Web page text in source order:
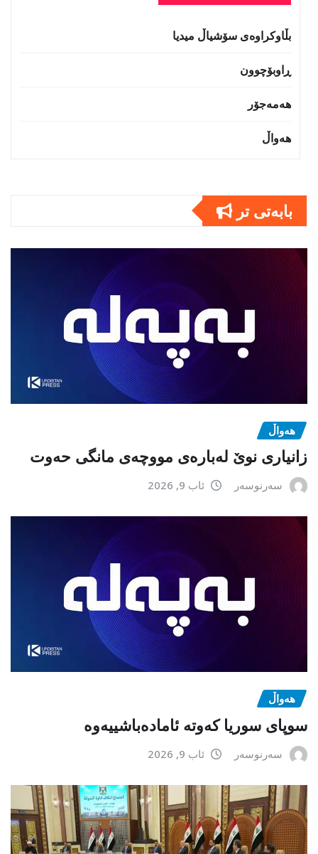
بڵاوکراوەی سۆشیاڵ میدیا
ڕاوبۆچوون
هەمەجۆر
هەواڵ
بابەتى تر
هەواڵ
زانیاری نوێ لەبارەی مووچەی مانگی حەوت
سەرنوسەر ئاب 9, 2026
هەواڵ
سوپای سوریا کەوتە ئامادەباشییەوە
سەرنوسەر ئاب 9, 2026